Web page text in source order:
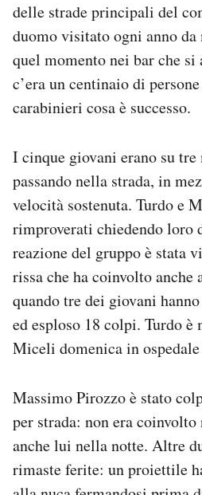
delle strade principali del
duomo visitato ogni anno
quel momento nei bar che
c’era un centinaio di
carabinieri cosa è successo.
I cinque giovani erano su tre
passando nella strada, in
velocità sostenuta. Turdo e
rimproverati chiedendo loro
reazione del gruppo è stata
rissa che ha coinvolto anche
quando tre dei giovani
ed esploso 18 colpi. Turdo è
Miceli domenica in
Massimo Pirozzo è stato
per strada: non era
anche lui nella notte. Altre
rimaste ferite: un proiettile